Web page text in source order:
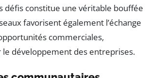
défis constitue une véritable bouffée
favorisent également l’échange
commerciales,
le développement des entreprises.